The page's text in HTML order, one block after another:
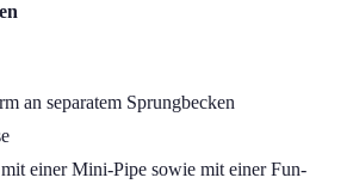
an separatem Sprungbecken
mit einer Mini-Pipe sowie mit einer Fun-